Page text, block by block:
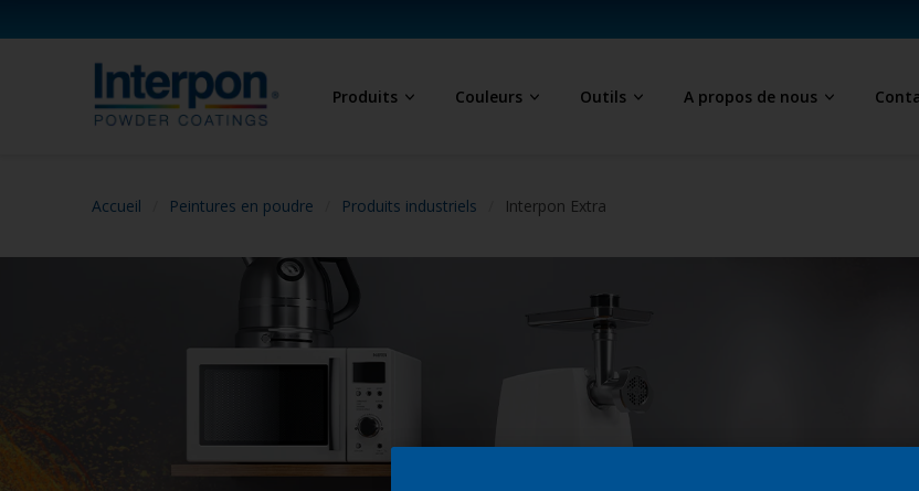
Produits Couleurs Outils A propos de nous
Accueil Peintures en poudre Produits industriels Interpon Extra